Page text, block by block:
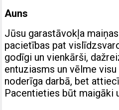
Auns
Jūsu garastāvokļa
pacietības pat
godīgi un vienkārši,
entuziasms un vēlme
noderīga darbā, bet
Pacentieties būt maigāki